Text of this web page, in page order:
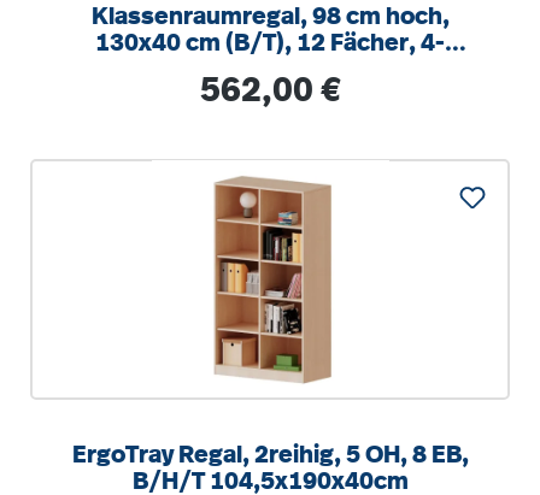
Klassenraumregal, 98 cm hoch,
130x40 cm (B/T), 12 Fächer, 4-
Regulärer Preis:
562,00 €
ErgoTray Regal, 2reihig, 5 OH, 8 EB,
B/H/T 104,5x190x40cm